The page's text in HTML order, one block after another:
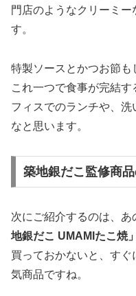
門店のようなクリーミ
す。
特製ソースとかつお節も
これ一つで食事が完結
フィスでのランチや、
なと思います。
築地銀だこ監修商
次にご紹介するのは、
地銀だこ UMAMIたこ焼」
買っておかないと、すぐ
気商品ですね。